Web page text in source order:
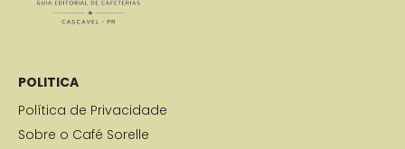
POLITICA
Política de Privacidade
Sobre o Café Sorelle